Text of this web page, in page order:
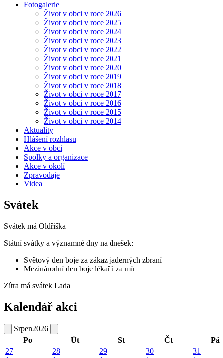
Fotogalerie
Život v obci v roce 2026
Život v obci v roce 2025
Život v obci v roce 2024
Život v obci v roce 2023
Život v obci v roce 2022
Život v obci v roce 2021
Život v obci v roce 2020
Život v obci v roce 2019
Život v obci v roce 2018
Život v obci v roce 2017
Život v obci v roce 2016
Život v obci v roce 2015
Život v obci v roce 2014
Aktuality
Hlášení rozhlasu
Akce v obci
Spolky a organizace
Akce v okolí
Zpravodaje
Videa
Svátek
Svátek má Oldřiška
Státní svátky a významné dny na dnešek:
Světový den boje za zákaz jaderných zbraní
Mezinárodní den boje lékařů za mír
Zítra má svátek Lada
Kalendář akci
Srpen2026
Po
Út St Čt
Pá
27
28
29
30
31